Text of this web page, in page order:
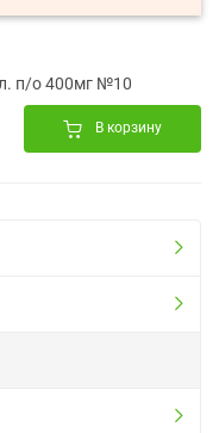
п/о 400мг №10
В корзину